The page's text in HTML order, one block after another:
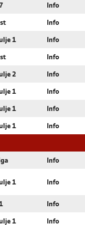
Info
Info
1 Info
Info
2 Info
1 Info
1 Info
1 Info
Info
1 Info
Info
1 Info